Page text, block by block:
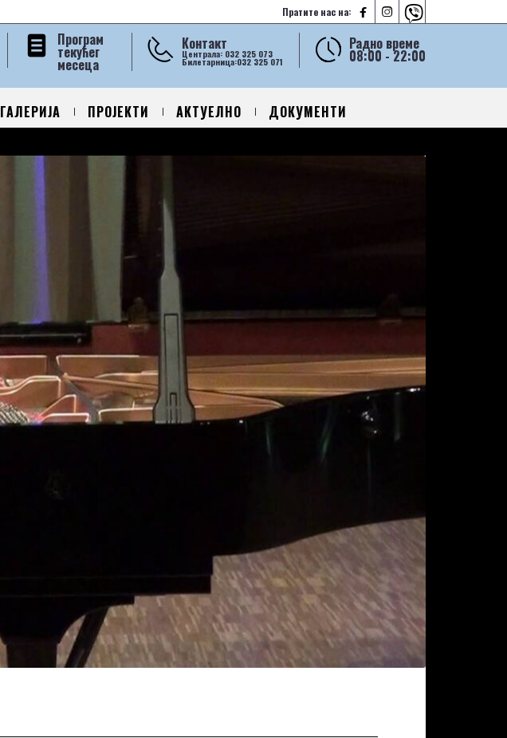
Пратите нас на:   
Радно време
08:00 - 22:00
Контакт
Централа: 032 325 073
Билетарница:032 325 071
Програм
текућег
месеца
ГАЛЕРИЈА ПРОЈЕКТИ АКТУЕЛНО ДОКУМЕНТИ